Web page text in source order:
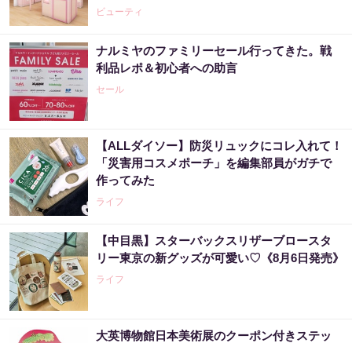
ビューティ
ナルミヤのファミリーセール行ってきた。戦
利品レポ＆初心者への助言
セール
【ALLダイソー】防災リュックにコレ入れて！
「災害用コスメポーチ」を編集部員がガチで
作ってみた
ライフ
【中目黒】スターバックスリザーブロースタ
リー東京の新グッズが可愛い♡《8月6日発売》
ライフ
大英博物館日本美術展のクーポン付きステッ